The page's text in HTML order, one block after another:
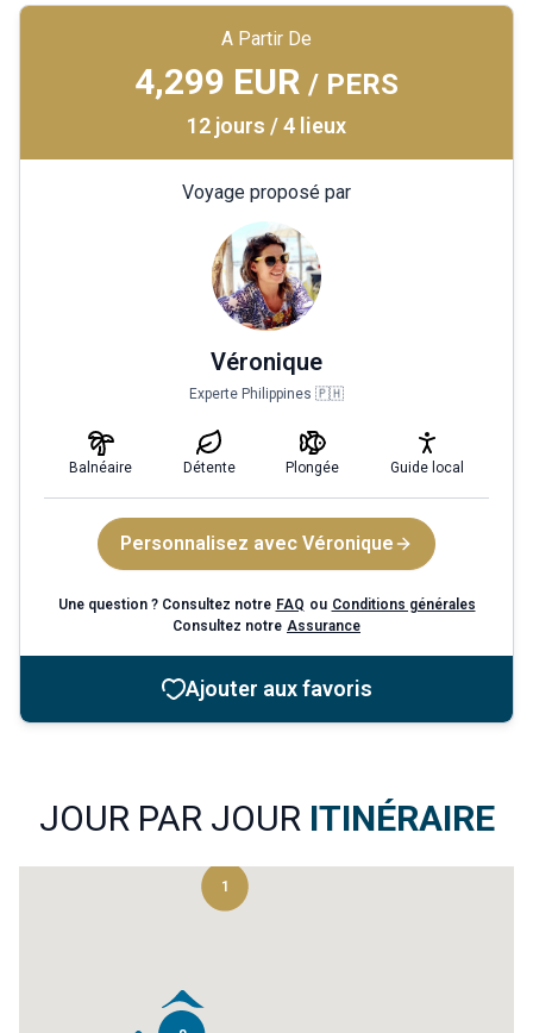
A Partir De
4,299 EUR / PERS
12 jours / 4 lieux
Voyage proposé par
Véronique
Experte Philippines 🇵🇭
Balnéaire Détente Plongée Guide local
Personnalisez avec Véronique
Une question ? Consultez notre FAQ ou Conditions générales
Consultez notre Assurance
Ajouter aux favoris
JOUR PAR JOUR ITINÉRAIRE
1